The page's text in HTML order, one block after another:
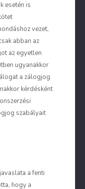
esetén is
vezet,
abban az
az egyetlen
ugyanakkor
a zálogjog
kérdésként
szabályait
a fenti
hogy a